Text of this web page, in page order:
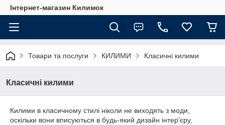
Інтернет-магазин Килимок
Товари та послуги КИЛИМИ Класичні килими
Класичні килими
Килими в класичному стилі ніколи не виходять з моди,
оскільки вони вписуються в будь-який дизайн інтер'єру,